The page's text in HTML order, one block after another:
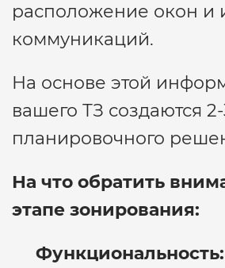
расположение окон и
коммуникаций.
На основе этой
вашего ТЗ создаются
планировочного
На что обратить
этапе зонирования:
Функциональность: